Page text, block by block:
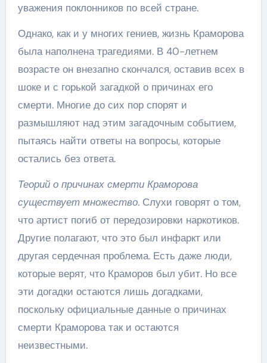
уважения поклонников по всей стране.
Однако, как и у многих гениев, жизнь Краморова
была наполнена трагедиями. В 40-летнем
возрасте он внезапно скончался, оставив всех в
шоке и с горькой загадкой о причинах его
смерти. Многие до сих пор спорят и
размышляют над этим загадочным событием,
пытаясь найти ответы на вопросы, которые
остались без ответа.
Теорий о причинах смерти Краморова
существует множество.Слухи говорят о том,
что артист погиб от передозировки наркотиков.
Другие полагают, что это был инфаркт или
другая сердечная проблема. Есть даже люди,
которые верят, что Краморов был убит. Но все
эти догадки остаются лишь догадками,
поскольку официальные данные о причинах
смерти Краморова так и остаются
неизвестными.